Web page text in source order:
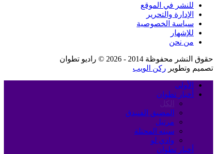
للنشر في الموقع
الإدارة والتحرير
سياسة الخصوصية
للإشهار
من نحن
حقوق النشر محفوظة 2014 - 2026 © راديو تطوان
تصميم وتطوير ركن الويب
الأولى
أخبار تطوان
الكل
المضيق الفنيدق
مرتيل
سبته المحتلة
وادي لو
أخبار تطوان